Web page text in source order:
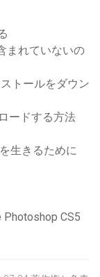
まれていないの
トールをダウン
ードする方法
生きるために
CS5